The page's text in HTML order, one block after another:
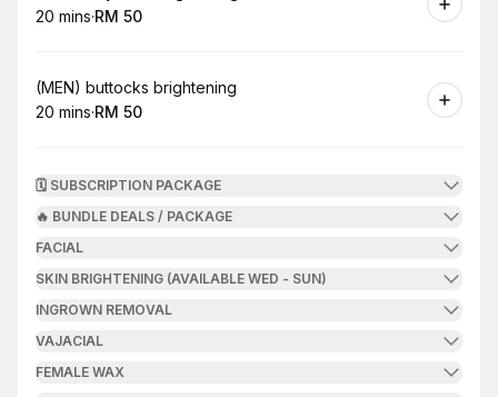
.Duration
20 mins·
.Price
RM 50
Book
(MEN) buttocks brightening
.Duration
20 mins·
.Price
RM 50
🗓️ SUBSCRIPTION PACKAGE
🔥 BUNDLE DEALS / PACKAGE
FACIAL
SKIN BRIGHTENING (AVAILABLE WED - SUN)
INGROWN REMOVAL
VAJACIAL
FEMALE WAX